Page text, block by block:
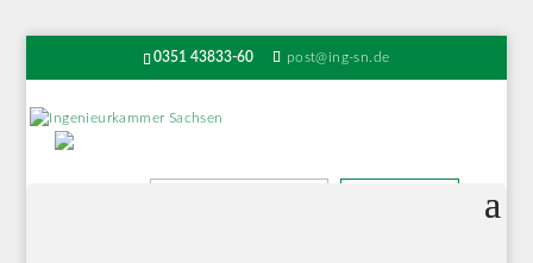
0351 43833-60 post@ing-sn.de